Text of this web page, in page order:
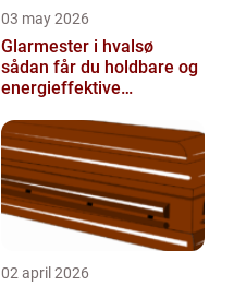
03 may 2026
Glarmester i hvalsø
sådan får du holdbare og
energieffektive
02 april 2026